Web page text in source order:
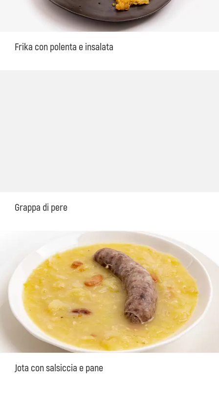
Frika con polenta e insalata
Grappa di pere
Jota con salsiccia e pane